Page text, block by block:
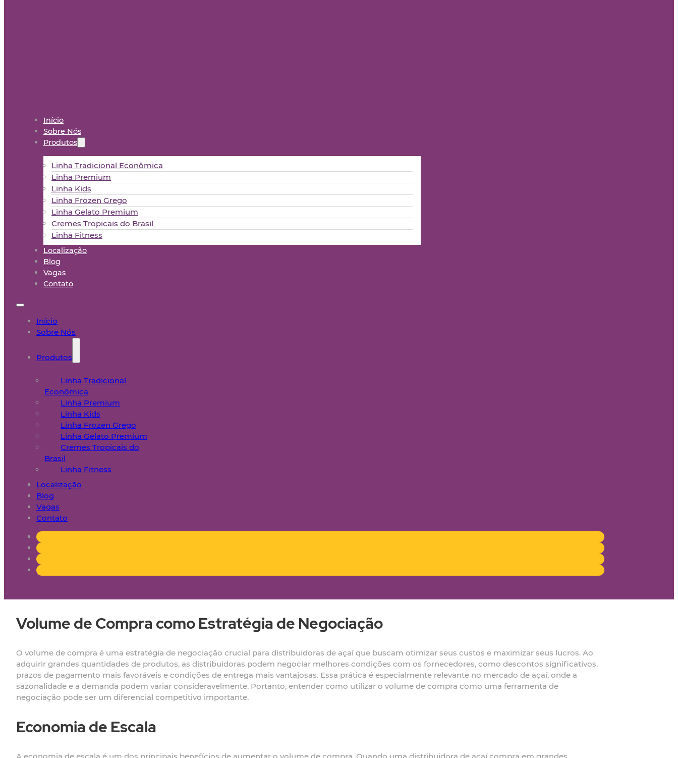
Início
Sobre Nós
Produtos
Linha Tradicional Econômica
Linha Premium
Linha Kids
Linha Frozen Grego
Linha Gelato Premium
Cremes Tropicais do Brasil
Linha Fitness
Localização
Blog
Vagas
Contato
Início
Sobre Nós
Produtos
Linha Tradicional
Econômica
Linha Premium
Linha Kids
Linha Frozen Grego
Linha Gelato Premium
Cremes Tropicais do
Brasil
Linha Fitness
Localização
Blog
Vagas
Contato
Volume de Compra como Estratégia de Negociação
O volume de compra é uma estratégia de negociação crucial para distribuidoras de açaí que buscam otimizar seus custos e maximizar seus lucros. Ao
adquirir grandes quantidades de produtos, as distribuidoras podem negociar melhores condições com os fornecedores, como descontos significativos,
prazos de pagamento mais favoráveis e condições de entrega mais vantajosas. Essa prática é especialmente relevante no mercado de açaí, onde a
sazonalidade e a demanda podem variar consideravelmente. Portanto, entender como utilizar o volume de compra como uma ferramenta de
negociação pode ser um diferencial competitivo importante.
Economia de Escala
A economia de escala é um dos principais benefícios de aumentar o volume de compra. Quando uma distribuidora de açaí compra em grandes